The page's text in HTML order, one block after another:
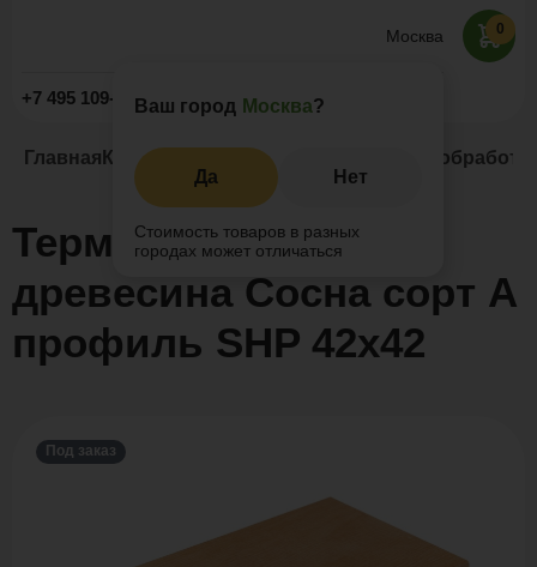
Москва
Ваш город Москва?
Да Нет
Стоимость товаров в разных
городах может отличаться
+7 495 109-52-09 Заказать звонок
0
Главная Каталог Натуральное дерево
Термообработанная
древесина Сосна сорт А
профиль SHP 42x42
Под заказ